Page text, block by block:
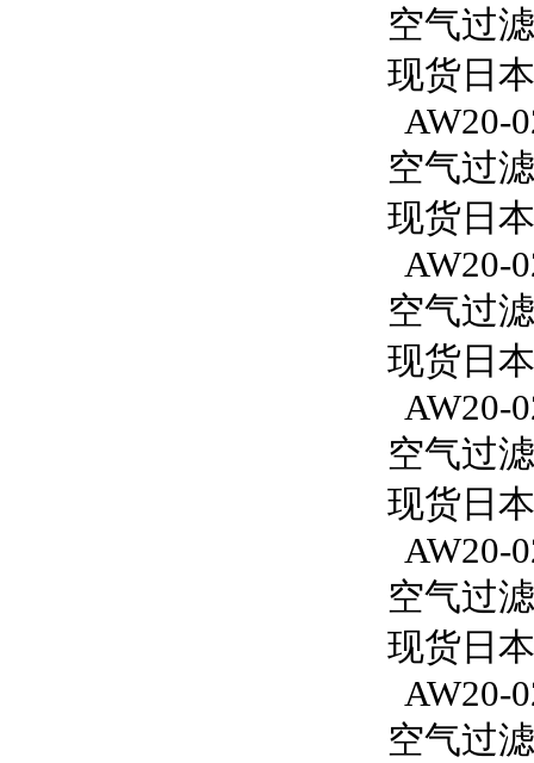
空气过
现货日
AW20-
空气过
现货日
AW20-
空气过
现货日
AW20-
空气过
现货日
AW20-
空气过
现货日
AW20-
空气过